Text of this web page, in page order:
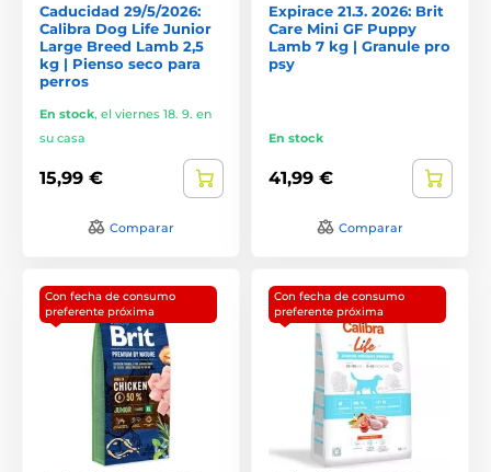
Caducidad 29/5/2026:
Calibra Dog Life Junior
Large Breed Lamb 2,5
kg | Pienso seco para
perros
En stock, el viernes 18. 9. en
su casa
15,99 €
Comparar
Expirace 21.3. 2026: Brit
Care Mini GF Puppy
Lamb 7 kg | Granule pro
psy
En stock
41,99 €
Comparar
Con fecha de consumo
preferente próxima
Con fecha de consumo
preferente próxima